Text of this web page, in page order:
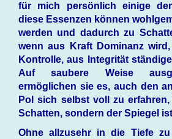
für mich persönlich einige
diese Essenzen können
werden und dadurch zu
wenn aus Kraft Dominanz
Kontrolle, aus Integrität
Auf saubere Weise
ermöglichen sie es, auch den
Pol sich selbst voll zu
Schatten, sondern der Spiegel
Ohne allzusehr in die Tiefe